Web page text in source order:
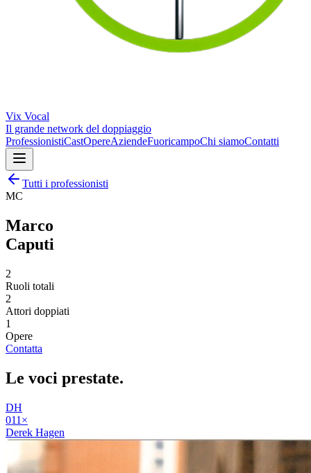
Vix Vocal
Il grande network del doppiaggio
ProfessionistiCastOpereAziendeFuoricampoChi siamoContatti
Tutti i professionisti
MC
Marco
Caputi
2
Ruoli totali
2
Attori doppiati
1
Opere
Contatta
Le voci prestate.
DH
011 ×
Derek Hagen